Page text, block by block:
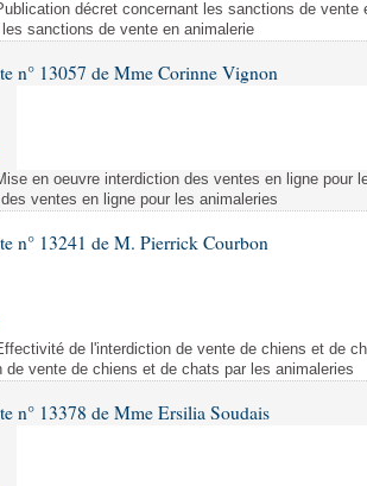
des lois
des lois
sociale
et orales
des débats
décret concernant les sanctions de vente
sanctions de vente en animalerie
n° 13057 de Mme Corinne Vignon
en oeuvre interdiction des ventes en ligne pour
ventes en ligne pour les animaleries
n° 13241 de M. Pierrick Courbon
de l'interdiction de vente de chiens et de
de vente de chiens et de chats par les animaleries
n° 13378 de Mme Ersilia Soudais